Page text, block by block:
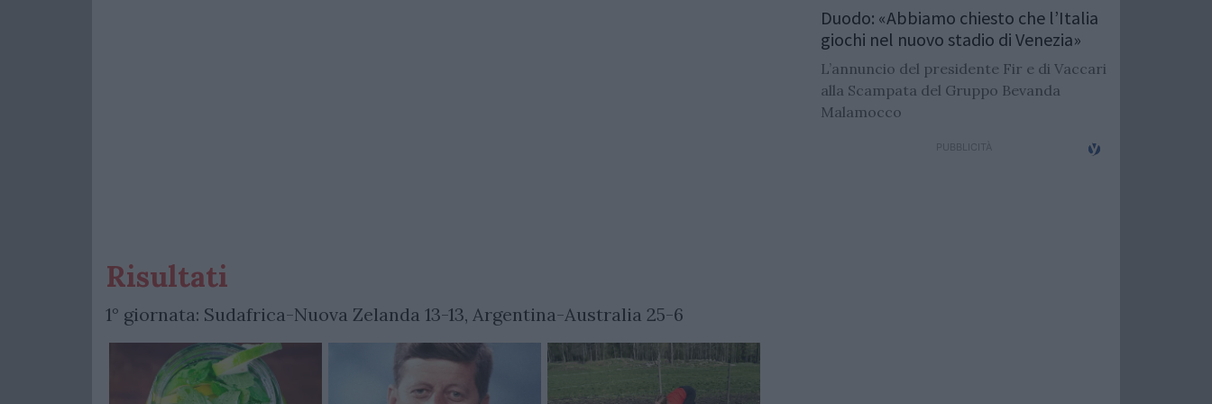
Risultati
1° giornata: Sudafrica-Nuova Zelanda 13-13, Argentina-Australia 25-6
Duodo: «Abbiamo chiesto che l’Italia
giochi nel nuovo stadio di Venezia»
L’annuncio del presidente Fir e di Vaccari
alla Scampata del Gruppo Bevanda
Malamocco